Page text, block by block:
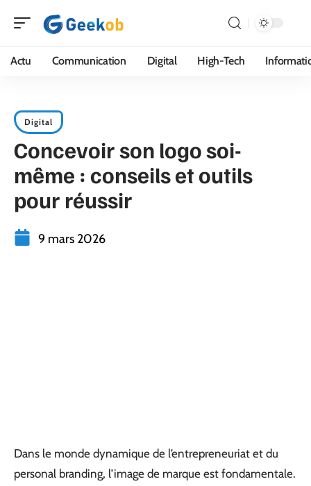
Actu Communication Digital High-Tech
Digital
Concevoir son logo soi-
même : conseils et outils
pour réussir
9 mars 2026
Dans le monde dynamique de l’entrepreneuriat et du
personal branding, l’image de marque est fondamentale.